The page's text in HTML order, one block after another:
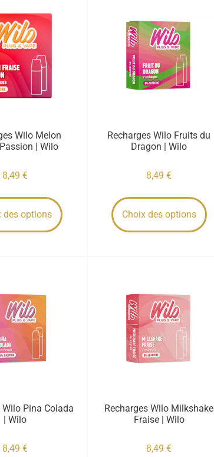
Wilo Melon
| Wilo
8,49 €
des options
Recharges Wilo Fruits du
Dragon | Wilo
8,49€
Choix des options
Wilo Pina Colada
| Wilo
8,49 €
Recharges Wilo Milkshake
Fraise | Wilo
8,49€